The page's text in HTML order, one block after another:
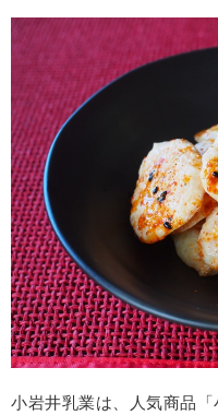
小岩井乳業は、人気商品